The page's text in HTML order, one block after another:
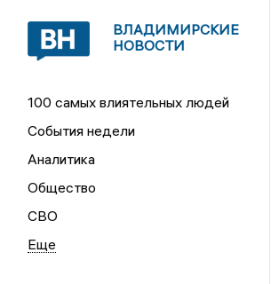
ВЛАДИМИРСКИЕ
НОВОСТИ
100 самых влиятельных людей
События недели
Аналитика
Общество
СВО